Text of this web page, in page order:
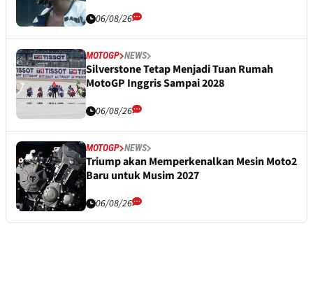
06/08/26
MOTOGP NEWS
Silverstone Tetap Menjadi Tuan Rumah
MotoGP Inggris Sampai 2028
06/08/26
MOTOGP NEWS
Triump akan Memperkenalkan Mesin Moto2
Baru untuk Musim 2027
06/08/26